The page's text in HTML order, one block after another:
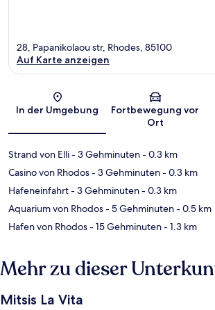
Karte
28, Papanikolaou str, Rhodes, 85100
Auf Karte anzeigen
In der Umgebung
Fortbewegung vor
Ort
Strand von Elli- 3 Gehminuten- 0.3 km
Casino von Rhodos- 3 Gehminuten- 0.3 km
Hafeneinfahrt- 3 Gehminuten- 0.3 km
Aquarium von Rhodos- 5 Gehminuten- 0.5 km
Hafen von Rhodos- 15 Gehminuten- 1.3 km
Mehr zu dieser
Mitsis La Vita